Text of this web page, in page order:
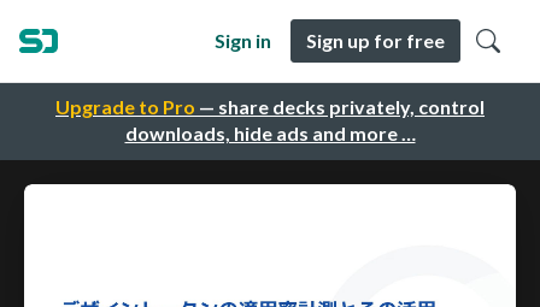
Upgrade to Pro — share decks privately, control
downloads, hide ads and more …
Sign in Sign up for free